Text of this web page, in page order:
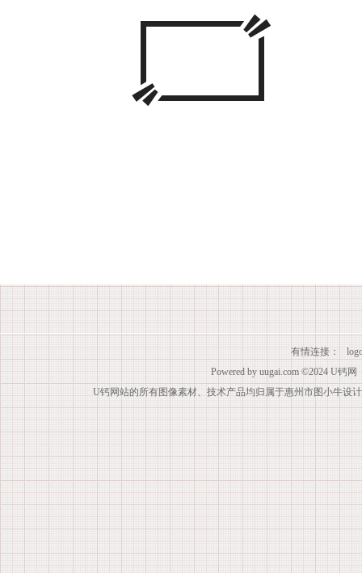
有情连接：
Powered by uugai.com ©2024 U钙网
U钙网站的所有图像素材、技术产品均归属于惠州市图小牛设